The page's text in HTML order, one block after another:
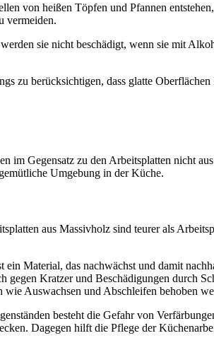
von heißen Töpfen und Pfannen
vermeiden.
sie nicht beschädigt, wenn sie mit
zu berücksichtigen, dass glatte
Gegensatz zu den Arbeitsplatten nicht
Umgebung in der Küche.
aus Massivholz sind teurer als
ein Material, das nachwächst und damit
Kratzer und Beschädigungen durch
Auswachsen und Abschleifen behoben
besteht die Gefahr von
Dagegen hilft die Pflege der